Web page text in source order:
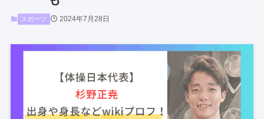
スポーツ 2024年7月28日